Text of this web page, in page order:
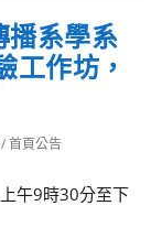
系學系
工作坊，
/ 首頁公告
午9時30分至下